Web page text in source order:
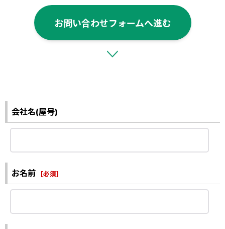
お問い合わせフォームへ進む
会社名(屋号)
お名前 [必須]